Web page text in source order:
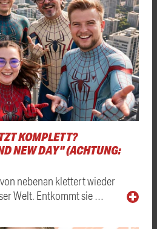
KOMPLETT?
NEW DAY" (ACHTUNG:
nebenan klettert wieder
Welt. Entkommt sie …